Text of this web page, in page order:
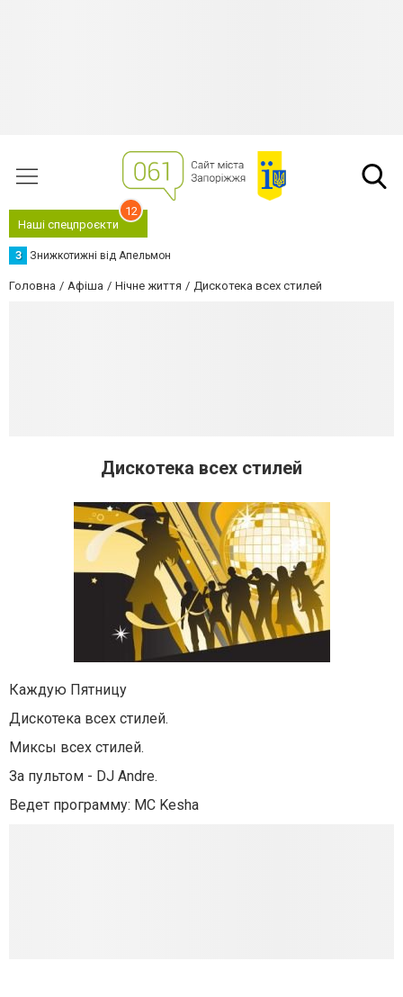
Наші спецпроєкти
12
З Знижкотижні від Апельмон
Головна Афіша Нічне життя Дискотека всех стилей
Дискотека всех стилей
Каждую Пятницу
Дискотека всех стилей.
Миксы всех стилей.
За пультом - DJ Andre.
Ведет программу: MC Kesha